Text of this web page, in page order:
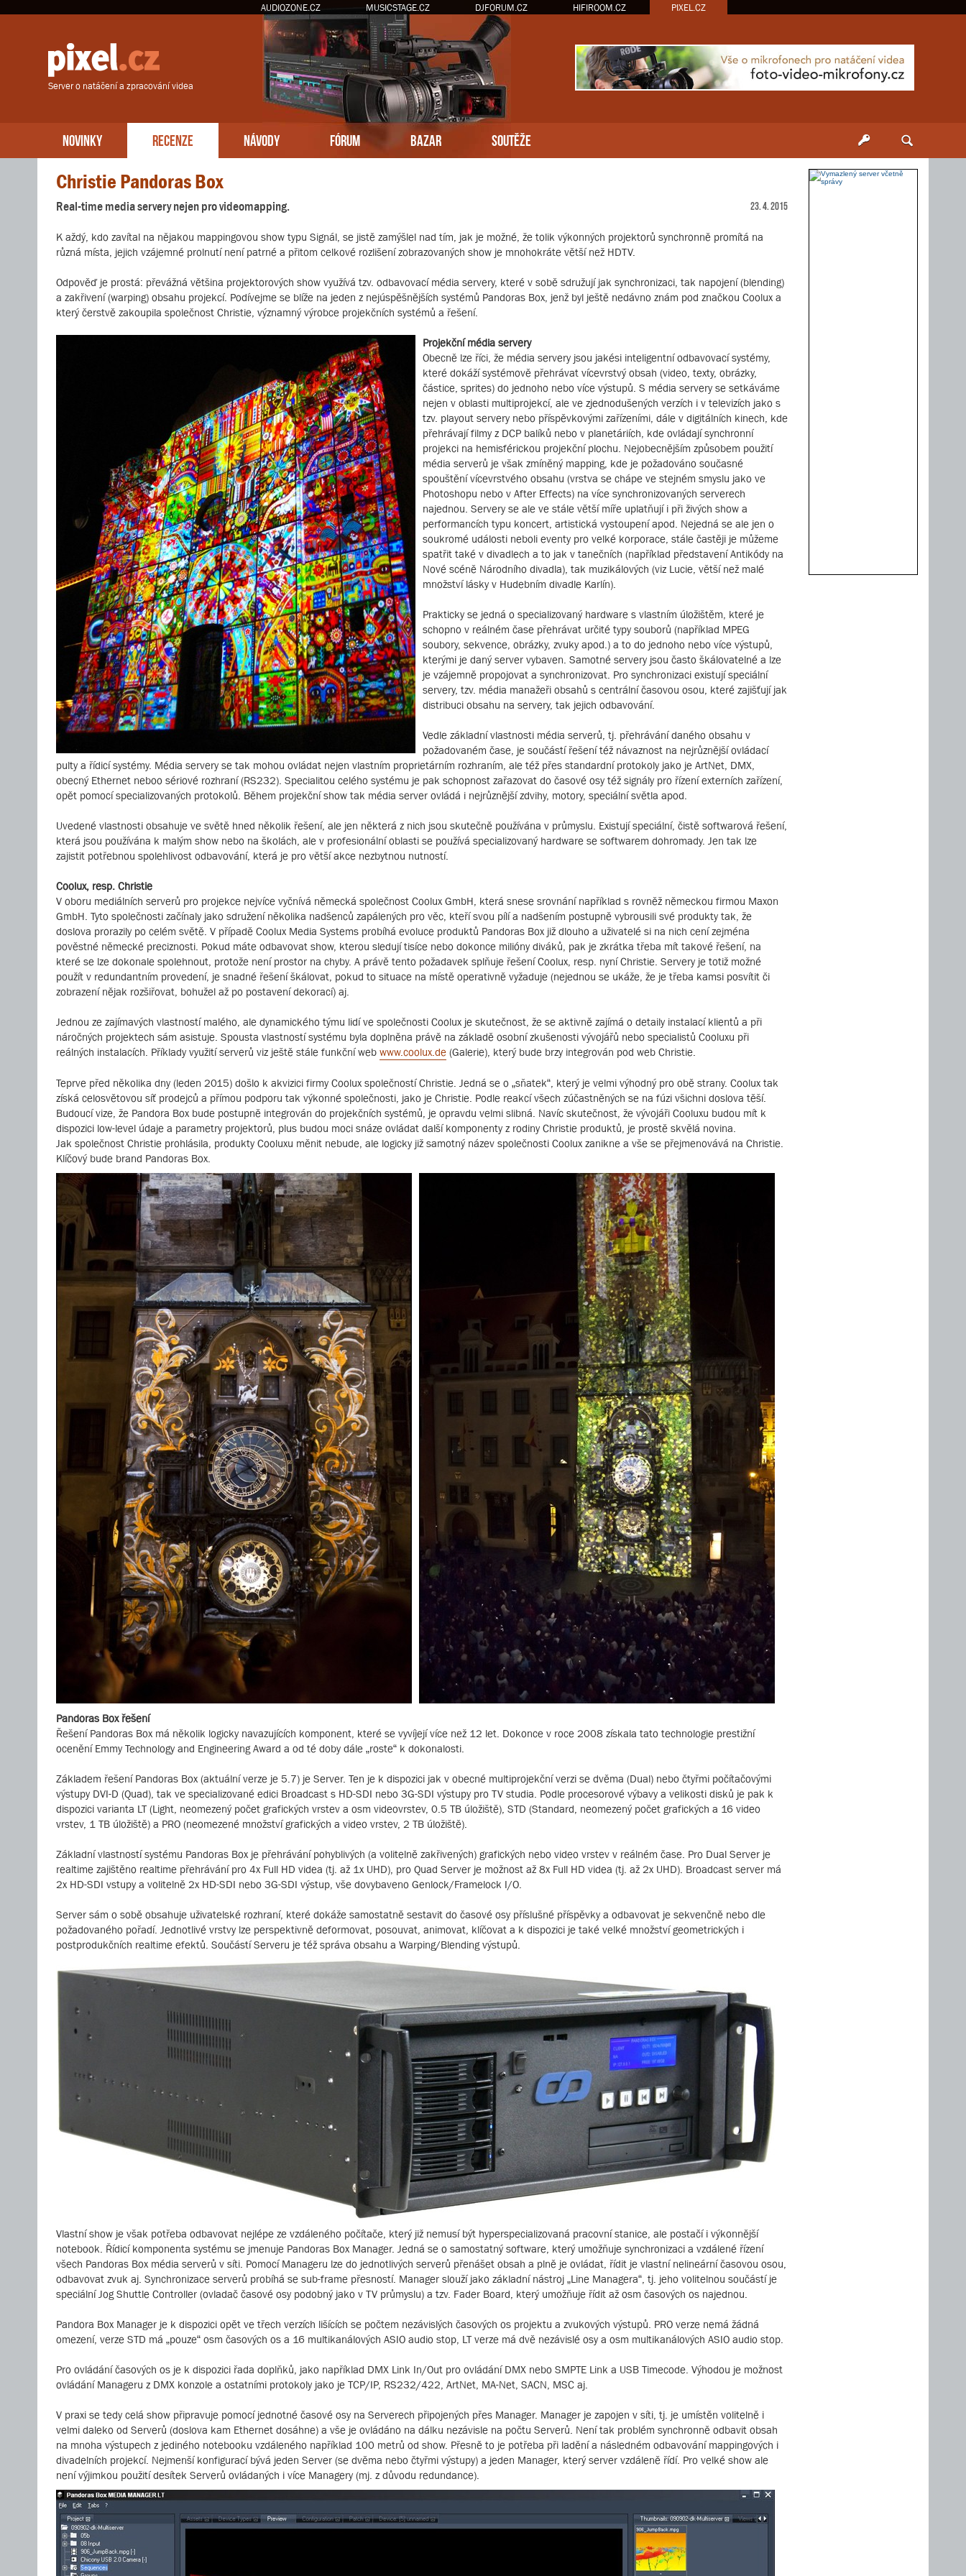
AUDIOZONE.CZ MUSICSTAGE.CZ DJFORUM.CZ HIFIROOM.CZ PIXEL.CZ
Server o natáčení a zpracování videa
NOVINKY RECENZE NÁVODY FÓRUM BAZAR SOUTĚŽE
Christie Pandoras Box
Real-time media servery nejen pro videomapping. 23. 4. 2015
K aždý, kdo zavítal na nějakou mappingovou show typu Signál, se jistě zamýšlel nad tím, jak je možné, že tolik výkonných projektorů synchronně promítá na
různá místa, jejich vzájemné prolnutí není patrné a přitom celkové rozlišení zobrazovaných show je mnohokráte větší než HDTV.
Odpověď je prostá: převážná většina projektorových show využívá tzv. odbavovací média servery, které v sobě sdružují jak synchronizaci, tak napojení (blending)
a zakřivení (warping) obsahu projekcí. Podívejme se blíže na jeden z nejúspěšnějších systémů Pandoras Box, jenž byl ještě nedávno znám pod značkou Coolux a
který čerstvě zakoupila společnost Christie, významný výrobce projekčních systémů a řešení.
Projekční média servery
Obecně lze říci, že média servery jsou jakési inteligentní odbavovací systémy,
které dokáží systémově přehrávat vícevrstvý obsah (video, texty, obrázky,
částice, sprites) do jednoho nebo více výstupů. S média servery se setkáváme
nejen v oblasti multiprojekcí, ale ve zjednodušených verzích i v televizích jako s
tzv. playout servery nebo příspěvkovými zařízeními, dále v digitálních kinech, kde
přehrávají filmy z DCP balíků nebo v planetáriích, kde ovládají synchronní
projekci na hemisférickou projekční plochu. Nejobecnějším způsobem použití
média serverů je však zmíněný mapping, kde je požadováno současné
spouštění vícevrstvého obsahu (vrstva se chápe ve stejném smyslu jako ve
Photoshopu nebo v After Effects) na více synchronizovaných serverech
najednou. Servery se ale ve stále větší míře uplatňují i při živých show a
performancích typu koncert, artistická vystoupení apod. Nejedná se ale jen o
soukromé události neboli eventy pro velké korporace, stále častěji je můžeme
spatřit také v divadlech a to jak v tanečních (například představení Antikódy na
Nové scéně Národního divadla), tak muzikálových (viz Lucie, větší než malé
množství lásky v Hudebním divadle Karlín).
Prakticky se jedná o specializovaný hardware s vlastním úložištěm, které je
schopno v reálném čase přehrávat určité typy souborů (například MPEG
soubory, sekvence, obrázky, zvuky apod.) a to do jednoho nebo více výstupů,
kterými je daný server vybaven. Samotné servery jsou často škálovatelné a lze
je vzájemně propojovat a synchronizovat. Pro synchronizaci existují speciální
servery, tzv. média manažeři obsahů s centrální časovou osou, které zajišťují jak
distribuci obsahu na servery, tak jejich odbavování.
Vedle základní vlastnosti média serverů, tj. přehrávání daného obsahu v
požadovaném čase, je součástí řešení též návaznost na nejrůznější ovládací
pulty a řídicí systémy. Média servery se tak mohou ovládat nejen vlastním proprietárním rozhraním, ale též přes standardní protokoly jako je ArtNet, DMX,
obecný Ethernet neboo sériové rozhraní (RS232). Specialitou celého systému je pak schopnost zařazovat do časové osy též signály pro řízení externích zařízení,
opět pomocí specializovaných protokolů. Během projekční show tak média server ovládá i nejrůznější zdvihy, motory, speciální světla apod.
Uvedené vlastnosti obsahuje ve světě hned několik řešení, ale jen některá z nich jsou skutečně používána v průmyslu. Existují speciální, čistě softwarová řešení,
která jsou používána k malým show nebo na školách, ale v profesionální oblasti se používá specializovaný hardware se softwarem dohromady. Jen tak lze
zajistit potřebnou spolehlivost odbavování, která je pro větší akce nezbytnou nutností.
Coolux, resp. Christie
V oboru mediálních serverů pro projekce nejvíce vyčnívá německá společnost Coolux GmbH, která snese srovnání například s rovněž německou firmou Maxon
GmbH. Tyto společnosti začínaly jako sdružení několika nadšenců zapálených pro věc, kteří svou pílí a nadšením postupně vybrousili své produkty tak, že
doslova prorazily po celém světě. V případě Coolux Media Systems probíhá evoluce produktů Pandoras Box již dlouho a uživatelé si na nich cení zejména
pověstné německé preciznosti. Pokud máte odbavovat show, kterou sledují tisíce nebo dokonce milióny diváků, pak je zkrátka třeba mít takové řešení, na
které se lze dokonale spolehnout, protože není prostor na chyby. A právě tento požadavek splňuje řešení Coolux, resp. nyní Christie. Servery je totiž možné
použít v redundantním provedení, je snadné řešení škálovat, pokud to situace na místě operativně vyžaduje (nejednou se ukáže, že je třeba kamsi posvítit či
zobrazení nějak rozšiřovat, bohužel až po postavení dekorací) aj.
Jednou ze zajímavých vlastností malého, ale dynamického týmu lidí ve společnosti Coolux je skutečnost, že se aktivně zajímá o detaily instalací klientů a při
náročných projektech sám asistuje. Spousta vlastností systému byla doplněna právě na základě osobní zkušenosti vývojářů nebo specialistů Cooluxu při
reálných instalacích. Příklady využití serverů viz ještě stále funkční web www.coolux.de (Galerie), který bude brzy integrován pod web Christie.
Teprve před několika dny (leden 2015) došlo k akvizici firmy Coolux společností Christie. Jedná se o „sňatek“, který je velmi výhodný pro obě strany. Coolux tak
získá celosvětovou síť prodejců a přímou podporu tak výkonné společnosti, jako je Christie. Podle reakcí všech zúčastněných se na fúzi všichni doslova těší.
Budoucí vize, že Pandora Box bude postupně integrován do projekčních systémů, je opravdu velmi slibná. Navíc skutečnost, že vývojáři Cooluxu budou mít k
dispozici low-level údaje a parametry projektorů, plus budou moci snáze ovládat další komponenty z rodiny Christie produktů, je prostě skvělá novina.
Jak společnost Christie prohlásila, produkty Cooluxu měnit nebude, ale logicky již samotný název společnosti Coolux zanikne a vše se přejmenovává na Christie.
Klíčový bude brand Pandoras Box.
Pandoras Box řešení
Řešení Pandoras Box má několik logicky navazujících komponent, které se vyvíjejí více než 12 let. Dokonce v roce 2008 získala tato technologie prestižní
ocenění Emmy Technology and Engineering Award a od té doby dále „roste“ k dokonalosti.
Základem řešení Pandoras Box (aktuální verze je 5.7) je Server. Ten je k dispozici jak v obecné multiprojekční verzi se dvěma (Dual) nebo čtyřmi počítačovými
výstupy DVI-D (Quad), tak ve specializované edici Broadcast s HD-SDI nebo 3G-SDI výstupy pro TV studia. Podle procesorové výbavy a velikosti disků je pak k
dispozici varianta LT (Light, neomezený počet grafických vrstev a osm videovrstev, 0.5 TB úložiště), STD (Standard, neomezený počet grafických a 16 video
vrstev, 1 TB úložiště) a PRO (neomezené množství grafických a video vrstev, 2 TB úložiště).
Základní vlastností systému Pandoras Box je přehrávání pohyblivých (a volitelně zakřivených) grafických nebo video vrstev v reálném čase. Pro Dual Server je
realtime zajištěno realtime přehrávání pro 4x Full HD videa (tj. až 1x UHD), pro Quad Server je možnost až 8x Full HD videa (tj. až 2x UHD). Broadcast server má
2x HD-SDI vstupy a volitelně 2x HD-SDI nebo 3G-SDI výstup, vše dovybaveno Genlock/Framelock I/O.
Server sám o sobě obsahuje uživatelské rozhraní, které dokáže samostatně sestavit do časové osy příslušné příspěvky a odbavovat je sekvenčně nebo dle
požadovaného pořadí. Jednotlivé vrstvy lze perspektivně deformovat, posouvat, animovat, klíčovat a k dispozici je také velké množství geometrických i
postprodukčních realtime efektů. Součástí Serveru je též správa obsahu a Warping/Blending výstupů.
Vlastní show je však potřeba odbavovat nejlépe ze vzdáleného počítače, který již nemusí být hyperspecializovaná pracovní stanice, ale postačí i výkonnější
notebook. Řídicí komponenta systému se jmenuje Pandoras Box Manager. Jedná se o samostatný software, který umožňuje synchronizaci a vzdálené řízení
všech Pandoras Box média serverů v síti. Pomocí Manageru lze do jednotlivých serverů přenášet obsah a plně je ovládat, řídit je vlastní nelineární časovou osou,
odbavovat zvuk aj. Synchronizace serverů probíhá se sub-frame přesností. Manager slouží jako základní nástroj „Line Managera“, tj. jeho volitelnou součástí je
speciální Jog Shuttle Controller (ovladač časové osy podobný jako v TV průmyslu) a tzv. Fader Board, který umožňuje řídit až osm časových os najednou.
Pandora Box Manager je k dispozici opět ve třech verzích lišících se počtem nezávislých časových os projektu a zvukových výstupů. PRO verze nemá žádná
omezení, verze STD má „pouze“ osm časových os a 16 multikanálových ASIO audio stop, LT verze má dvě nezávislé osy a osm multikanálových ASIO audio stop.
Pro ovládání časových os je k dispozici řada doplňků, jako například DMX Link In/Out pro ovládání DMX nebo SMPTE Link a USB Timecode. Výhodou je možnost
ovládání Manageru z DMX konzole a ostatními protokoly jako je TCP/IP, RS232/422, ArtNet, MA-Net, SACN, MSC aj.
V praxi se tedy celá show připravuje pomocí jednotné časové osy na Serverech připojených přes Manager. Manager je zapojen v síti, tj. je umístěn volitelně i
velmi daleko od Serverů (doslova kam Ethernet dosáhne) a vše je ovládáno na dálku nezávisle na počtu Serverů. Není tak problém synchronně odbavit obsah
na mnoha výstupech z jediného notebooku vzdáleného například 100 metrů od show. Přesně to je potřeba při ladění a následném odbavování mappingových i
divadelních projekcí. Nejmenší konfigurací bývá jeden Server (se dvěma nebo čtyřmi výstupy) a jeden Manager, který server vzdáleně řídí. Pro velké show ale
není výjimkou použití desítek Serverů ovládaných i více Managery (mj. z důvodu redundance).